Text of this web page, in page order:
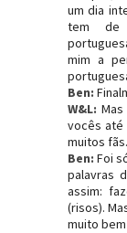
um dia
tem de
mim a
Ben:
W&L:
vocês até
muitos fãs.
Ben: Foi
palavras
assim:
(risos).
muito